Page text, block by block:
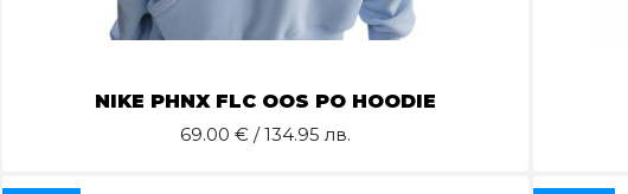
NIKE PHNX FLC OOS PO HOODIE
69.00 € / 134.95 лв.